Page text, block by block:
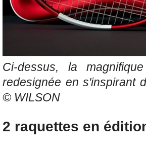
Ci-dessus, la
redesignée en s'inspirant
© WILSON
2 raquettes en